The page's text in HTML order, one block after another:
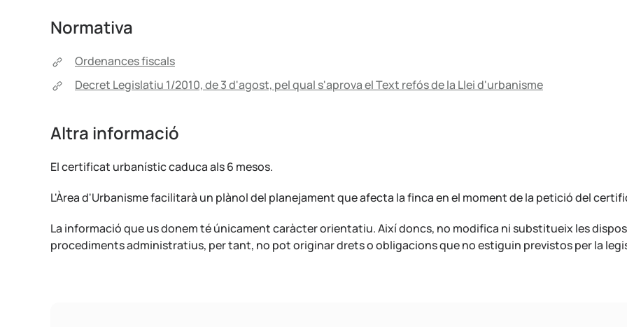
Normativa
Ordenances fiscals
Decret Legislatiu 1/2010, de 3 d'agost, pel qual s'aprova el Text refós de la Llei d'urbanisme
Altra informació
El certificat urbanístic caduca als 6 mesos.
L'Àrea d'Urbanisme facilitarà un plànol del planejament que afecta la finca en el moment de la petició del
La informació que us donem té únicament caràcter orientatiu. Així doncs, no modifica ni substitueix les
procediments administratius, per tant, no pot originar drets o obligacions que no estiguin previstos per la